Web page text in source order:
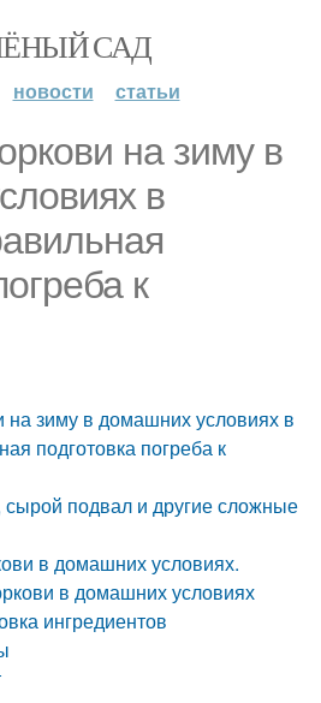
САД
новости статьи
на зиму в
в
к
зиму в домашних условиях в
подготовка погреба к
подвал и другие сложные
в домашних условиях.
в домашних условиях
ингредиентов